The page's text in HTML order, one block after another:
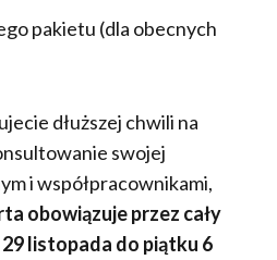
pakietu (dla obecnych
dłuższej chwili na
swojej
i współpracownikami,
obowiązuje przez cały
listopada do piątku 6